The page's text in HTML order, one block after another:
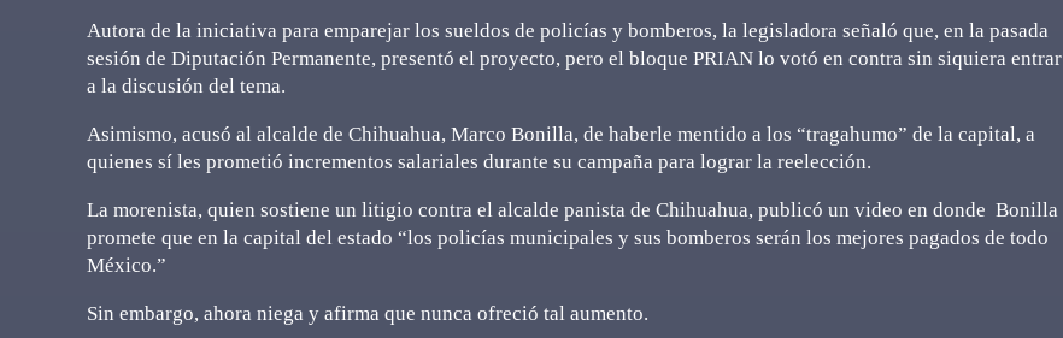
Autora de la iniciativa para emparejar los sueldos de policías y bomberos, la legisladora señaló que, en la pasada
sesión de Diputación Permanente, presentó el proyecto, pero el bloque PRIAN lo votó en contra sin siquiera entrar
a la discusión del tema.
Asimismo, acusó al alcalde de Chihuahua, Marco Bonilla, de haberle mentido a los “tragahumo” de la capital, a
quienes sí les prometió incrementos salariales durante su campaña para lograr la reelección.
La morenista, quien sostiene un litigio contra el alcalde panista de Chihuahua, publicó un video en donde Bonilla
promete que en la capital del estado “los policías municipales y sus bomberos serán los mejores pagados de todo
México.”
Sin embargo, ahora niega y afirma que nunca ofreció tal aumento.